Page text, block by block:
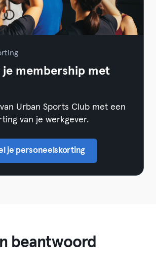
membership met
Urban Sports Club met een
van je werkgever.
je personeelskorting
beantwoord